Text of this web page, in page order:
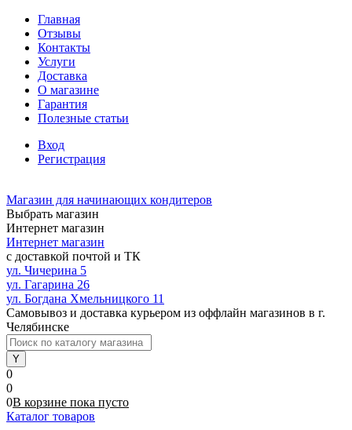
Главная
Отзывы
Контакты
Услуги
Доставка
О магазине
Гарантия
Полезные статьи
Вход
Регистрация
Магазин для начинающих кондитеров
Выбрать магазин
Интернет магазин
Интернет магазин
с доставкой почтой и ТК
ул. Чичерина 5
ул. Гагарина 26
ул. Богдана Хмельницкого 11
Самовывоз и доставка курьером из оффлайн магазинов в г.
Челябинске
0
0
0В корзине пока пусто
Каталог товаров